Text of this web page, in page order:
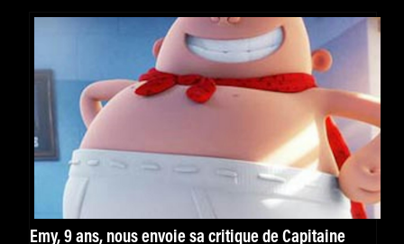
Emy, 9 ans, nous envoie sa critique de Capitaine